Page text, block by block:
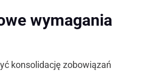
wymagania
konsolidację zobowiązań